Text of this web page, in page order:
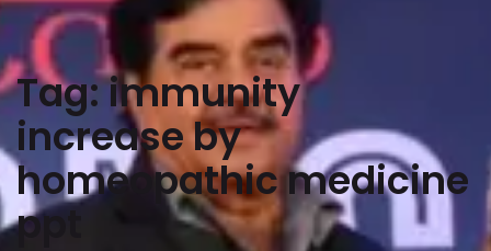
Tag:immunity
increase by
homeopathic medicine
ppt